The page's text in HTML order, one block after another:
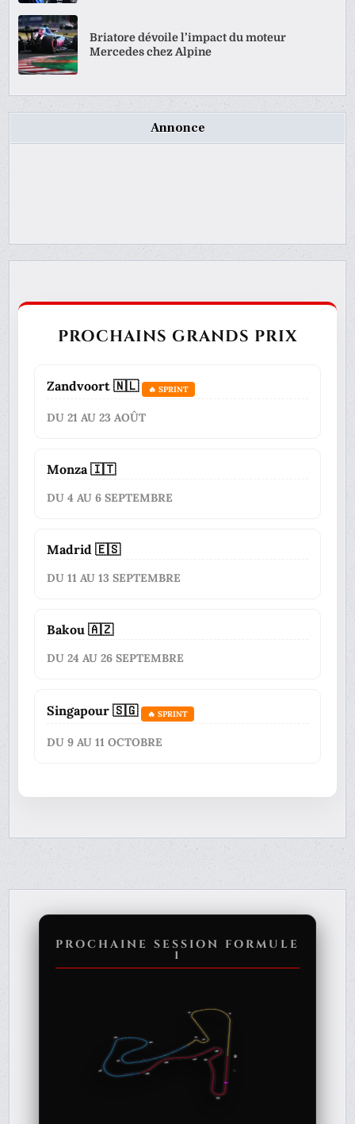
Briatore dévoile l’impact du moteur
Mercedes chez Alpine
Annonce
PROCHAINS GRANDS PRIX
Zandvoort 🇳🇱 🔥 SPRINT
DU 21 AU 23 AOÛT
Monza 🇮🇹
DU 4 AU 6 SEPTEMBRE
Madrid 🇪🇸
DU 11 AU 13 SEPTEMBRE
Bakou 🇦🇿
DU 24 AU 26 SEPTEMBRE
Singapour 🇸🇬 🔥 SPRINT
DU 9 AU 11 OCTOBRE
PROCHAINE SESSION FORMULE
1